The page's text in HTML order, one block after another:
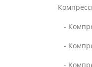
-
-
-